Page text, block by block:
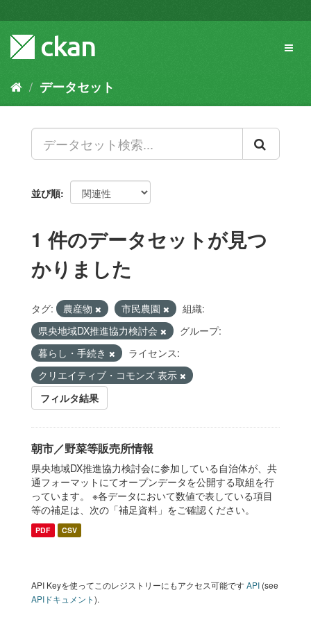
キ
容
データセット
並び順
1 件のデータセットが見つ
かりました
タグ: 農産物 市民農園
組織:
県央地域DX推進協力検討会
グループ:
暮らし・手続き
ライセンス:
クリエイティブ・コモンズ 表示
フィルタ結果
朝市／野菜等販売所情報
県央地域DX推進協力検討会に参加している自治体が、共
通フォーマットにてオープンデータを公開する取組を行
っています。 ※各データにおいて数値で表している項目
等の補足は、次の「補足資料」をご確認ください。
PDF CSV
API Keyを使ってこのレジストリーにもアクセス可能ですAPI (see
APIドキュメント).